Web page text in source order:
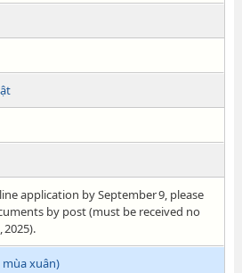
application by September 9, please
by post (must be received no
xuân)